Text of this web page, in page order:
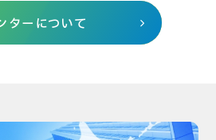
ターについて